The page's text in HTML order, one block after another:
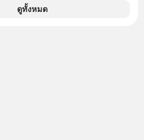
ดึงดูดสายตาอย่างมีพลัง ซึ่งทั้งหมดนี้
วิเศษพิสดารเสียจนเริ่มมีข่าวลือสะพัด
ดูทั้งหมด